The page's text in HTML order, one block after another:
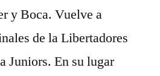
y Boca. Vuelve a
de la Libertadores
Juniors. En su lugar